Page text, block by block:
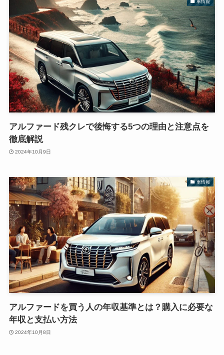
車情報
アルファード残クレで後悔する5つの理由と注意点を
徹底解説
2024年10月9日
車情報
アルファードを買う人の年収基準とは？購入に必要な
年収と支払い方法
2024年10月8日